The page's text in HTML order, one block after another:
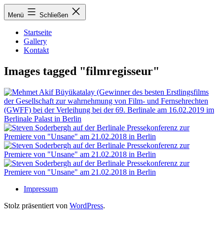
Zum
Inhalt
Menü Schließen
Startseite
Gallery
Kontakt
Images tagged "filmregisseur"
Impressum
Stolz präsentiert von WordPress.